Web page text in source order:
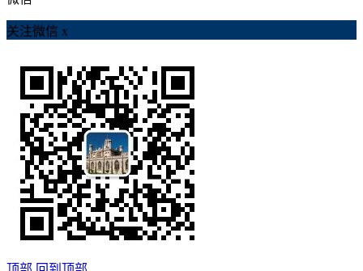
关注微信 x